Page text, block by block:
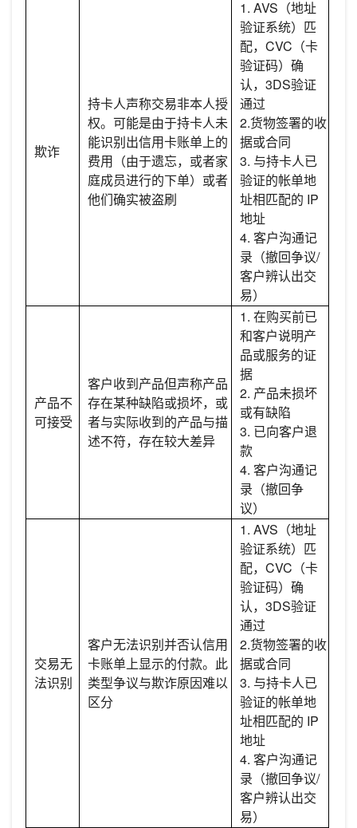
欺诈
持卡人声称交易非本人授
权。可能是由于持卡人未
能识别出信用卡账单上的
费用（由于遗忘，或者家
庭成员进行的下单）或者
他们确实被盗刷
1. AVS（地址
验证系统）匹
配，CVC（卡
验证码）确
认，3DS验证
通过
2.货物签署的收
据或合同
3. 与持卡人已
验证的帐单地
址相匹配的 IP
地址
4. 客户沟通记
录（撤回争议/
客户辨认出交
易）
产品不
可接受
客户收到产品但声称产品
存在某种缺陷或损坏，或
者与实际收到的产品与描
述不符，存在较大差异
1. 在购买前已
和客户说明产
品或服务的证
据
2. 产品未损坏
或有缺陷
3. 已向客户退
款
4. 客户沟通记
录（撤回争
议）
交易无
法识别
客户无法识别并否认信用
卡账单上显示的付款。此
类型争议与欺诈原因难以
区分
1. AVS（地址
验证系统）匹
配，CVC（卡
验证码）确
认，3DS验证
通过
2.货物签署的收
据或合同
3. 与持卡人已
验证的帐单地
址相匹配的 IP
地址
4. 客户沟通记
录（撤回争议/
客户辨认出交
易）